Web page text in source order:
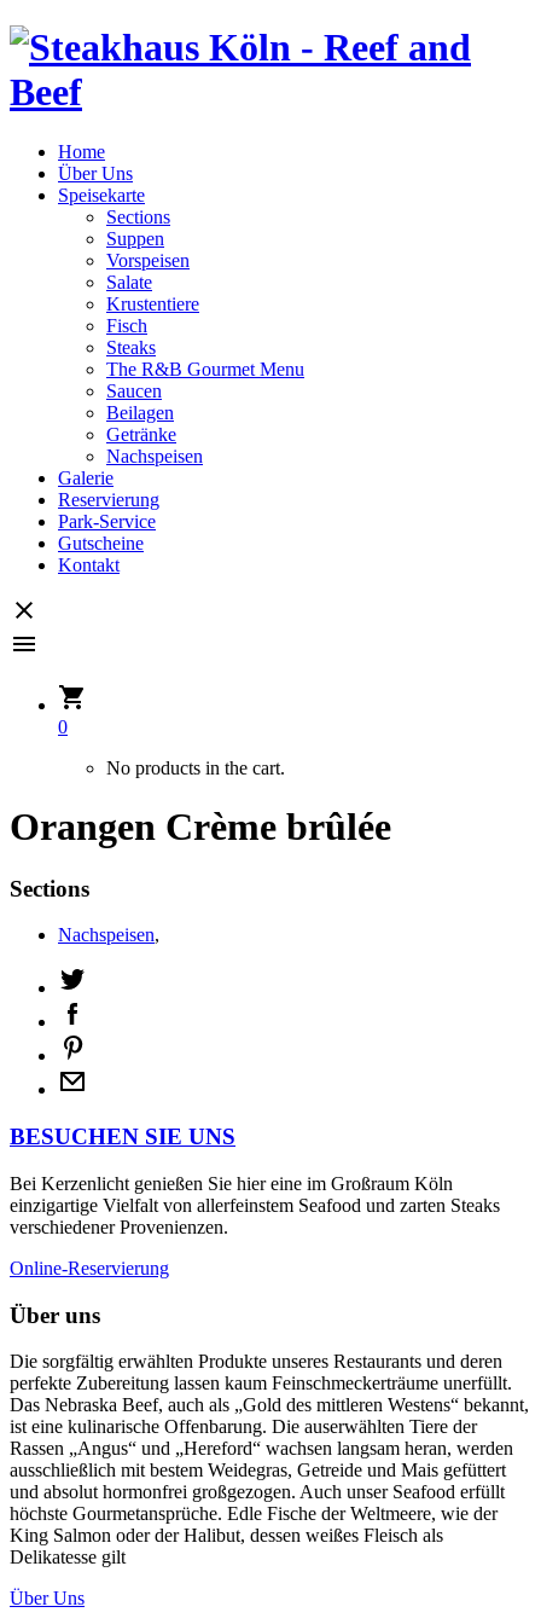
Home
Über Uns
Speisekarte
Sections
Suppen
Vorspeisen
Salate
Krustentiere
Fisch
Steaks
The R&B Gourmet Menu
Saucen
Beilagen
Getränke
Nachspeisen
Galerie
Reservierung
Park-Service
Gutscheine
Kontakt
0
No products in the cart.
Orangen Crème brûlée
Sections
Nachspeisen,
BESUCHEN SIE UNS
Bei Kerzenlicht genießen Sie hier eine im Großraum Köln
einzigartige Vielfalt von allerfeinstem Seafood und zarten Steaks
verschiedener Provenienzen.
Online-Reservierung
Über uns
Die sorgfältig erwählten Produkte unseres Restaurants und deren
perfekte Zubereitung lassen kaum Feinschmeckerträume unerfüllt.
Das Nebraska Beef, auch als „Gold des mittleren Westens“ bekannt,
ist eine kulinarische Offenbarung. Die auserwählten Tiere der
Rassen „Angus“ und „Hereford“ wachsen langsam heran, werden
ausschließlich mit bestem Weidegras, Getreide und Mais gefüttert
und absolut hormonfrei großgezogen. Auch unser Seafood erfüllt
höchste Gourmetansprüche. Edle Fische der Weltmeere, wie der
King Salmon oder der Halibut, dessen weißes Fleisch als
Delikatesse gilt
Über Uns